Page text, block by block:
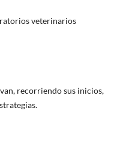
veterinarios
recorriendo sus inicios,